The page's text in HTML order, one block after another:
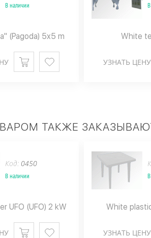
В наличии
(Pagoda) 5x5 m White
УЗНАТЬ ЦЕНУ
ТАКЖЕ
Код: 0450
В наличии
UFO (UFO) 2 kW White
УЗНАТЬ ЦЕНУ